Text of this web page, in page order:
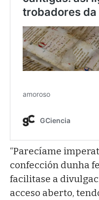
“Parecíame
confección dunha
facilitase a
acceso aberto,